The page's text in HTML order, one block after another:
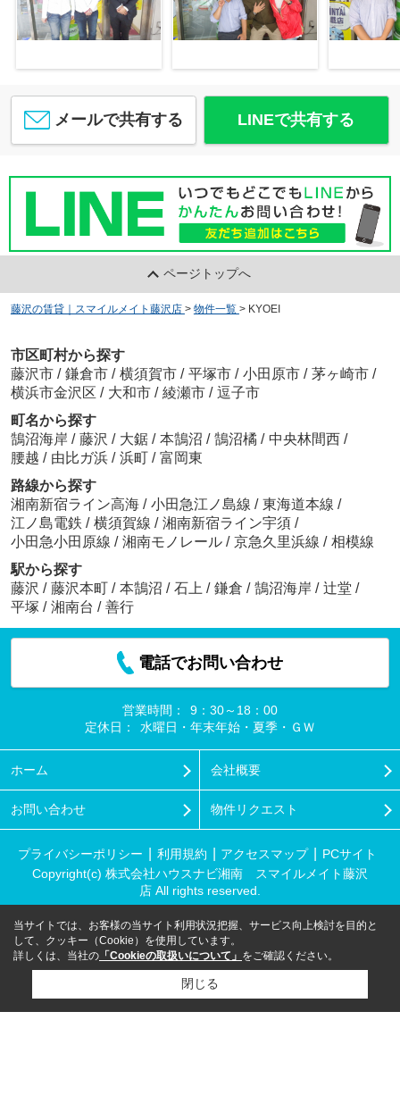
メールで共有する LINEで共有する
ページトップへ
藤沢の賃貸｜スマイルメイト藤沢店 > 物件一覧 > KYOEI
市区町村から探す
藤沢市 / 鎌倉市 / 横須賀市 / 平塚市 / 小田原市 / 茅ヶ崎市 /
横浜市金沢区 / 大和市 / 綾瀬市 / 逗子市
町名から探す
鵠沼海岸 / 藤沢 / 大鋸 / 本鵠沼 / 鵠沼橘 / 中央林間西 /
腰越 / 由比ガ浜 / 浜町 / 富岡東
路線から探す
湘南新宿ライン高海 / 小田急江ノ島線 / 東海道本線 /
江ノ島電鉄 / 横須賀線 / 湘南新宿ライン宇須 /
小田急小田原線 / 湘南モノレール / 京急久里浜線 / 相模線
駅から探す
藤沢 / 藤沢本町 / 本鵠沼 / 石上 / 鎌倉 / 鵠沼海岸 / 辻堂 /
平塚 / 湘南台 / 善行
電話でお問い合わせ
営業時間：
9：30～18：00
定休日：
水曜日・年末年始・夏季・ＧＷ
ホーム 会社概要
お問い合わせ 物件リクエスト
プライバシーポリシー 利用規約 アクセスマップ
PCサイト
Copyright(c) 株式会社ハウスナビ湘南 スマイルメイト藤沢
店 All rights reserved.
当サイトでは、お客様の当サイト利用状況把握、サービス向上検討を目的と
して、クッキー（Cookie）を使用しています。
詳しくは、当社の 「Cookieの取扱いについて」 をご確認ください。
閉じる